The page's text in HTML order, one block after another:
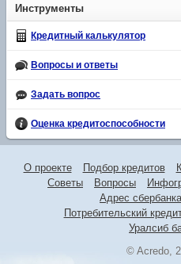
Инструменты
Кредитный калькулятор
Вопросы и ответы
Задать вопрос
Оценка кредитоспособности
О проекте Подбор кредитов
Советы
Вопросы
Адрес
Потребительский
Уралсиб
© Acredo,